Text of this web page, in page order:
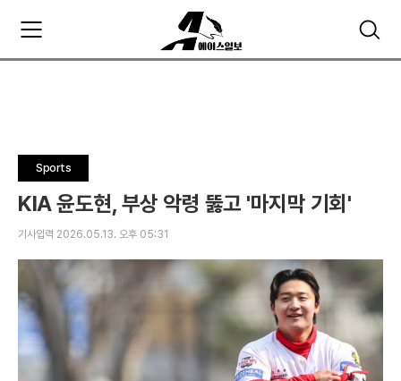
검
색
주
요
펼
치
Sports
KIA 윤도현, 부상 악령 뚫고 '마지막 기회'
기사입력 2026.05.13. 오후 05:31